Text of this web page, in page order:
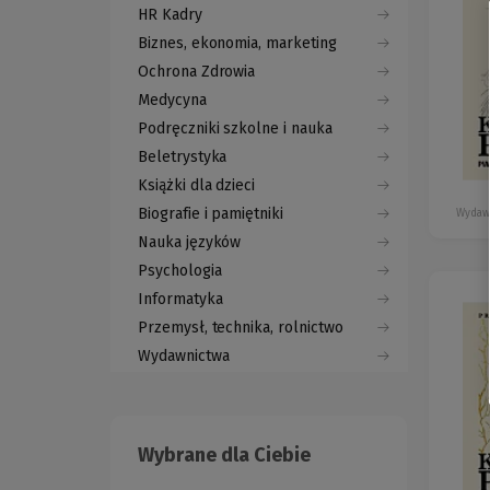
HR Kadry
Biznes, ekonomia, marketing
Ochrona Zdrowia
Medycyna
Podręczniki szkolne i nauka
Beletrystyka
Książki dla dzieci
Biografie i pamiętniki
Nauka języków
Psychologia
Informatyka
Przemysł, technika, rolnictwo
Wydawnictwa
Wybrane dla Ciebie